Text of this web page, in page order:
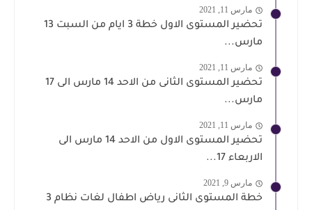
مارس 11, 2021
تحضير المستوى الاول خطة 3 ايام من السبت 13
مارس...
مارس 11, 2021
تحضير المستوى الثانى من الاحد 14 مارس الى 17
مارس...
مارس 11, 2021
تحضير المستوى الاول من الاحد 14 مارس الى
الاربعاء 17...
مارس 9, 2021
خطة المستوى الثانى رياض اطفال لغات نظام 3